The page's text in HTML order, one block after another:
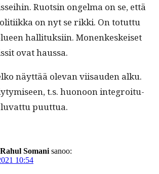
Ruotsin ongel­ma on se, että
on nyt se rik­ki. On totut­tu
hal­li­tuk­si­in. Mon­enkeskeiset
ovat haussa.
näyt­tää ole­van viisauden alku.
t.s. huonoon inte­groi­tu­
puuttua.
Rahul Somani sanoo:
10:54